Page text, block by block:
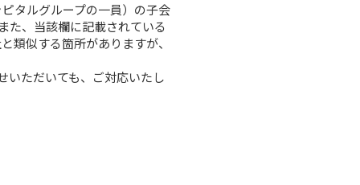
タルグループの一員）の子会
た、当該欄に記載されている
似する箇所がありますが、
いただいても、ご対応いたし